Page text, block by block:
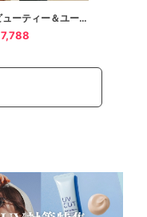
ビューティー＆ユース ユナイテッドアローズ
7,788